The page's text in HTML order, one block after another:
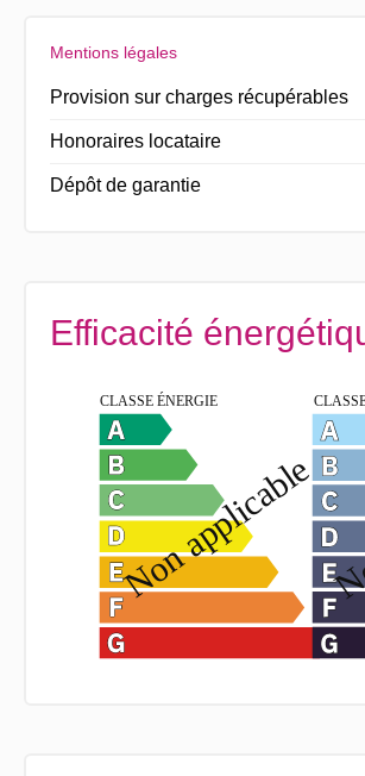
Mentions légales
Provision sur charges récupérables
Honoraires locataire
Dépôt de garantie
Efficacité